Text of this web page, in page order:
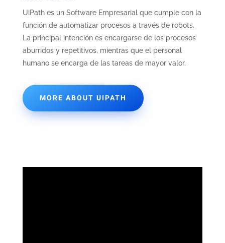
UiPath es un Software Empresarial que cumple con la
función de automatizar procesos a través de robots.
La principal intención es encargarse de los procesos
aburridos y repetitivos, mientras que el personal
humano se encarga de las tareas de mayor valor.
MORE ABOUT UIPATH